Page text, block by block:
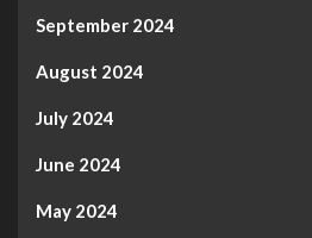
September 2024
August 2024
July 2024
June 2024
May 2024